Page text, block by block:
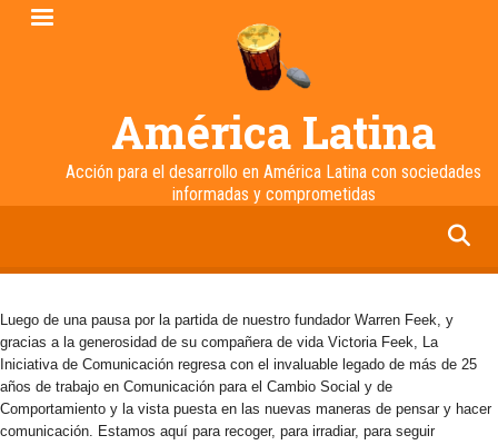
Pasar
América Latina
Acción para el desarrollo en América Latina con sociedades
informadas y comprometidas
Luego de una pausa por la partida de nuestro fundador Warren Feek, y
gracias a la generosidad de su compañera de vida Victoria Feek, La
Iniciativa de Comunicación regresa con el invaluable legado de más de 25
años de trabajo en Comunicación para el Cambio Social y de
Comportamiento y la vista puesta en las nuevas maneras de pensar y hacer
comunicación. Estamos aquí para recoger, para irradiar, para seguir